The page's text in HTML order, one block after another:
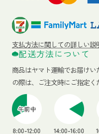
支払方法に関しての詳しい説
配送方法について
商品はヤマト運輸でお届けい
の際は、ご注文時にご指定く